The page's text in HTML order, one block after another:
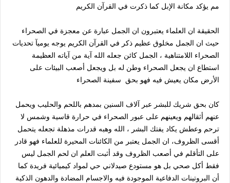
مم يؤكد مكانة الإبل كما ذكرت في القرآن الكريم
الحقيقة ان العلماء يعتبرون ان الجمل عبارة عن معجزة في الصحراء
حيث ان الجمل مخلوق عظيم ذكر في القرآن الكريم يوجه يوميآ تحديات
الصحراء اللامتناهية ، الجمل كائن جعله الله آية من آياته العظيمة
استطاع ان يجعل الصحراء وطن له بل ويجعل أصعب البيئات على
الأرض مكان يعيش فيه فهو بحق سفينة الصحراء
كان بحق شريك للبشر عبر آلاف السنين بمدهم باللحم والحليب ويحمل
عنهم أثقالهم ويعينهم على عبور الصحراء في حرارة قاسية وشمس لا
ترحم وعطش يكاد يفتك البشر ، الله وهبه قدرات مذهلة تجعله يتحمل
أقسى الظروف، ان الجمل يعتبر من الكائنات المحيرة للعلماء فهو قادر
على التأقلم في أصعب الظروف وقد أثبت العلم ان لحم الجمل ليس
فقط أكل صحي بل هو مستودع صيدلاني حي لمواد كيميائية فريدة كما
أن البروتينات الدفاعية الموجودة فيه والاجسام المضادة والدهون الذكية